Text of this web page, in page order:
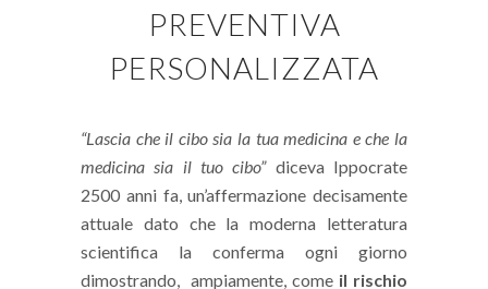
PREVENTIVA
PERSONALIZZATA
“Lascia che il cibo sia la tua medicina e che la
medicina sia il tuo cibo”diceva Ippocrate
2500 anni fa, un’affermazione decisamente
attuale dato che la moderna letteratura
scientifica la conferma ogni giorno
dimostrando, ampiamente, come il rischio